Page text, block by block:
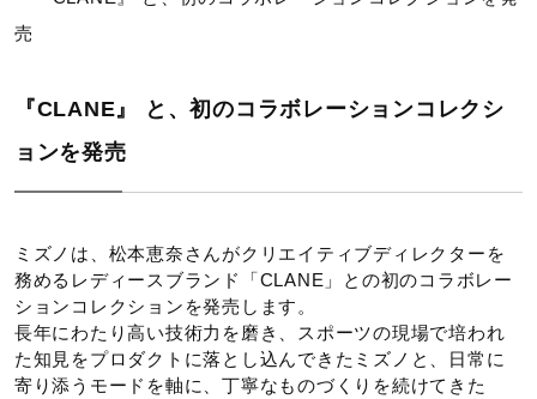
中底部分に軟らかいスポンジ材を使
サイズ
23.0～28.0cm
こちらのスニーカーは、ソックス等を考慮し少しゆとりを持
ちたい方は、0.5cm～1.0cm上のサイズをおすすめします。
『CLANE』 と、初のコラボレーションコレクシ
ョンを発売
ミズノは、松本恵奈さんがクリエイティブディレクターを
務めるレディースブランド「CLANE」との初のコラボレー
ションコレクションを発売します。
長年にわたり高い技術力を磨き、スポーツの現場で培われ
た知見をプロダクトに落とし込んできたミズノと、日常に
寄り添うモードを軸に、丁寧なものづくりを続けてきた